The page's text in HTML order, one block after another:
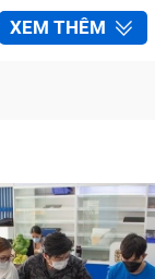
XEM THÊM